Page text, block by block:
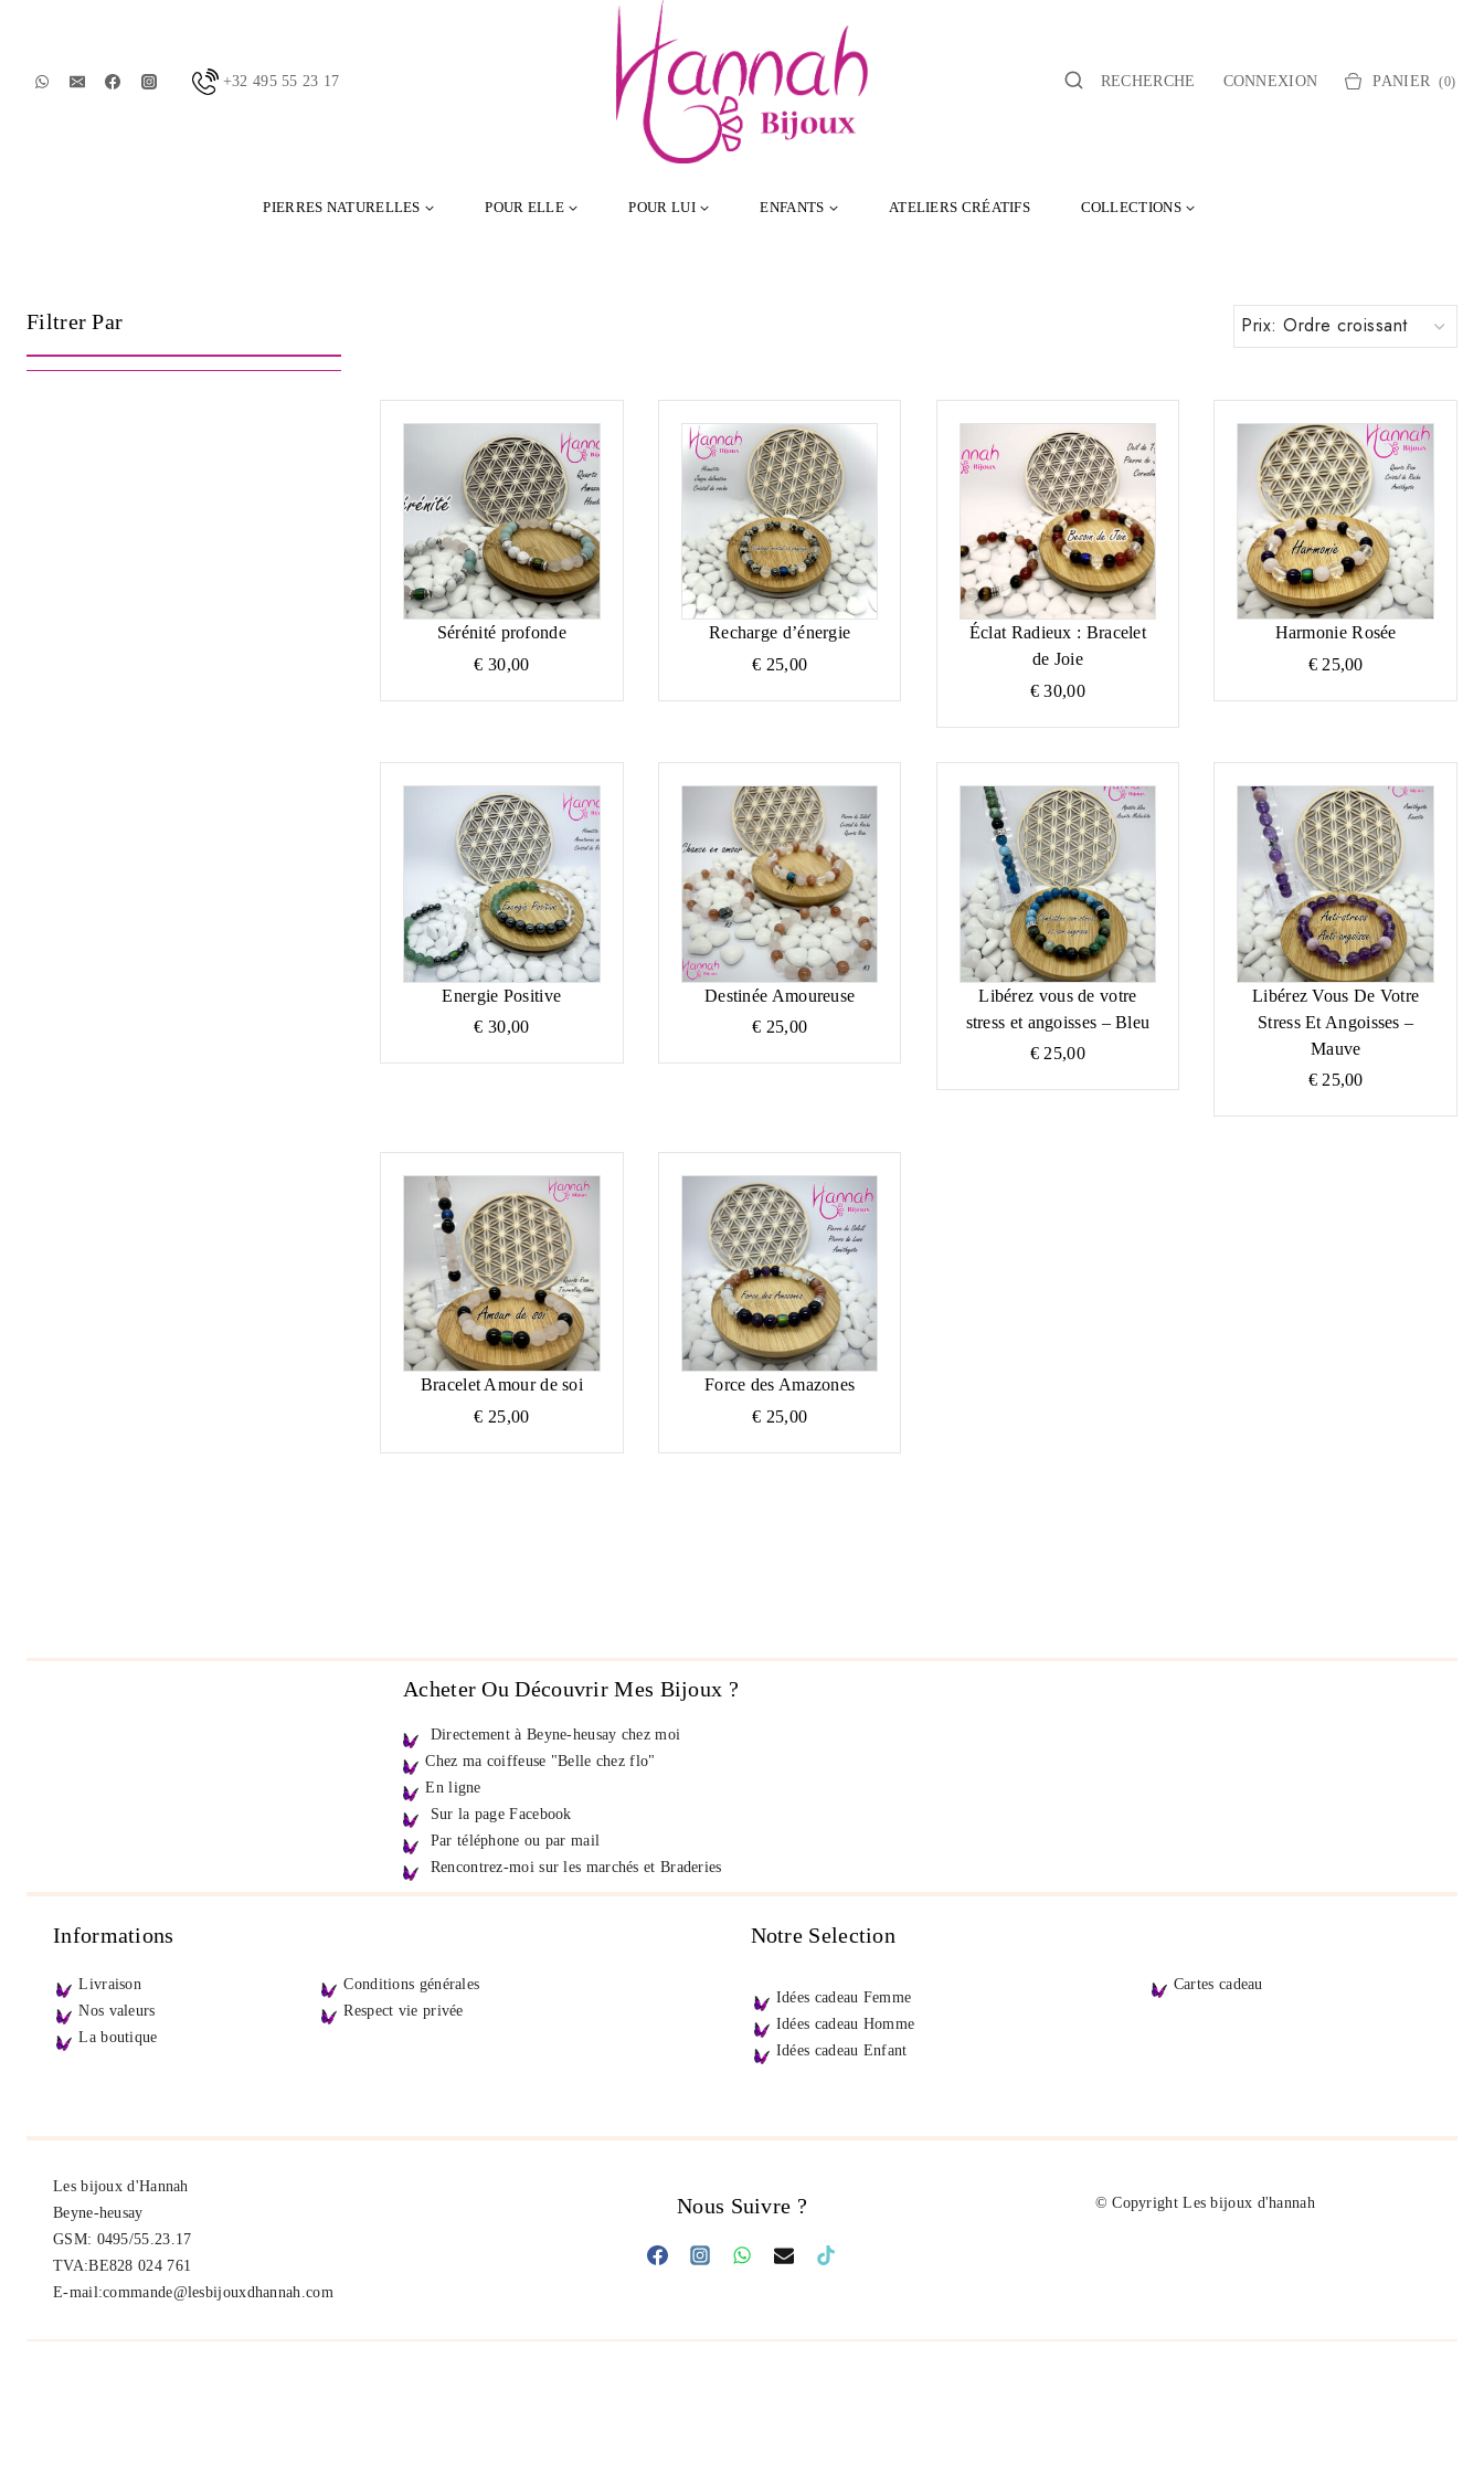
+32 495 55 23 17
RECHERCHE CONNEXION PANIER (0)
PIERRES NATURELLES POUR ELLE POUR LUI ENFANTS ATELIERS CRÉATIFS COLLECTIONS
Sérénité profonde
€ 30,00
Recharge d’énergie
€ 25,00
Éclat Radieux : Bracelet
de Joie
€ 30,00
Harmonie Rosée
€25,00
Energie Positive
€ 30,00
Destinée Amoureuse
€ 25,00
Libérez vous de votre
stress et angoisses – Bleu
€ 25,00
Libérez Vous De Votre
Stress Et Angoisses –
Mauve
€25,00
Bracelet Amour de soi
€ 25,00
Force des Amazones
€ 25,00
Filtrer Par
Acheter Ou Découvrir Mes Bijoux ?
Directement à Beyne-heusay chez moi
Chez ma coiffeuse "Belle chez flo"
En ligne
Sur la page Facebook
Par téléphone ou par mail
Rencontrez-moi sur les marchés et Braderies
Informations
Livraison
Nos valeurs
La boutique
Conditions générales
Respect vie privée
Notre Selection
Idées cadeau Femme
Idées cadeau Homme
Idées cadeau Enfant
Cartes cadeau
Les bijoux d'Hannah
Beyne-heusay
GSM: 0495/55.23.17
TVA:BE828 024 761
E-mail:commande@lesbijouxdhannah.com
Nous Suivre ? © Copyright Les bijoux d'hannah